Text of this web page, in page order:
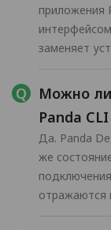
приложения
заменяет
Можно ли
Panda
Да. Panda
же
отражаются